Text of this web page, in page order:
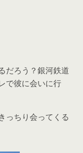
だろう？銀河鉄道
で彼に会いに行
っちり会ってくる